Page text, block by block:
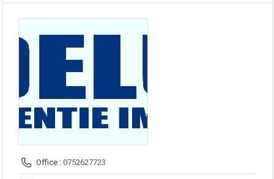
Office : 0752627723